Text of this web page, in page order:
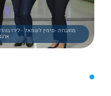
מחוברות -מימין לשמאל - לירז